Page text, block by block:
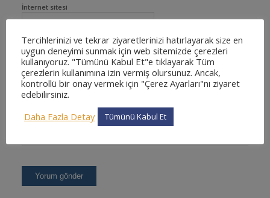
İnternet sitesi
Tercihlerinizi ve tekrar ziyaretlerinizi hatırlayarak size en
uygun deneyimi sunmak için web sitemizde çerezleri
kullanıyoruz. "Tümünü Kabul Et"e tıklayarak Tüm
çerezlerin kullanımına izin vermiş olursunuz. Ancak,
kontrollü bir onay vermek için "Çerez Ayarları"nı ziyaret
edebilirsiniz.
Daha Fazla Detay
Tümünü Kabul Et